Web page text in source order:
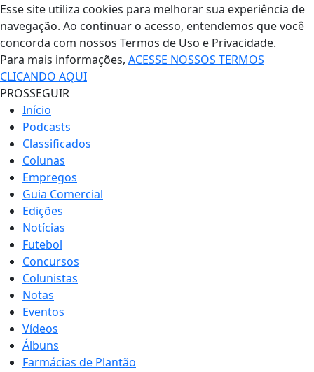
Esse site utiliza cookies para melhorar sua experiência de
navegação. Ao continuar o acesso, entendemos que você
concorda com nossos Termos de Uso e Privacidade.
Para mais informações, ACESSE NOSSOS TERMOS
CLICANDO AQUI
PROSSEGUIR
Início
Podcasts
Classificados
Colunas
Empregos
Guia Comercial
Edições
Notícias
Futebol
Concursos
Colunistas
Notas
Eventos
Vídeos
Álbuns
Farmácias de Plantão